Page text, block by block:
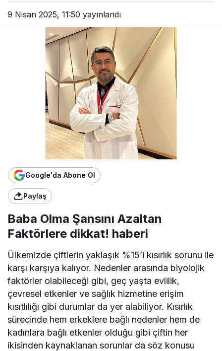
9 Nisan 2025, 11:50 yayınlandı
Google'da Abone Ol
Paylaş
Baba Olma Şansını Azaltan
Faktörlere dikkat! haberi
Ülkemizde çiftlerin yaklaşık %15’i kısırlık sorunu ile
karşı karşıya kalıyor. Nedenler arasında biyolojik
faktörler olabileceği gibi, geç yaşta evlilik,
çevresel etkenler ve sağlık hizmetine erişim
kısıtlılığı gibi durumlar da yer alabiliyor. Kısırlık
sürecinde hem erkeklere bağlı nedenler hem de
kadınlara bağlı etkenler olduğu gibi çiftin her
ikisinden kaynaklanan sorunlar da söz konusu